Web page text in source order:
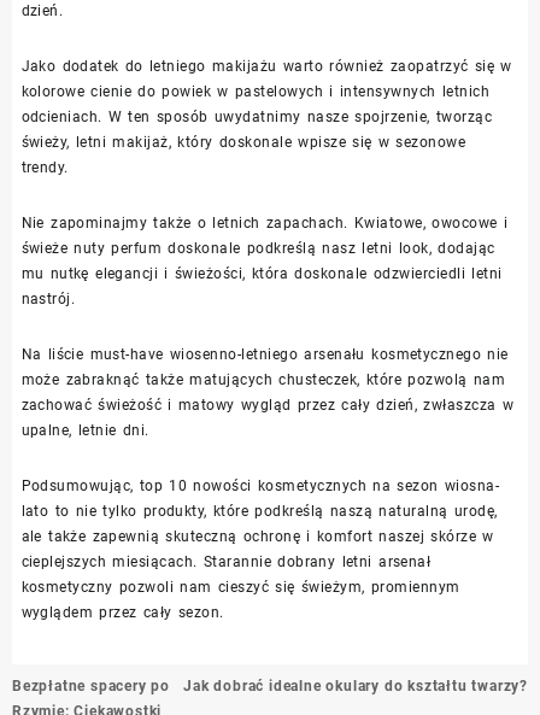
dzień.
Jako dodatek do letniego makijażu warto również zaopatrzyć się w
kolorowe cienie do powiek w pastelowych i intensywnych letnich
odcieniach. W ten sposób uwydatnimy nasze spojrzenie, tworząc
świeży, letni makijaż, który doskonale wpisze się w sezonowe
trendy.
Nie zapominajmy także o letnich zapachach. Kwiatowe, owocowe i
świeże nuty perfum doskonale podkreślą nasz letni look, dodając
mu nutkę elegancji i świeżości, która doskonale odzwierciedli letni
nastrój.
Na liście must-have wiosenno-letniego arsenału kosmetycznego nie
może zabraknąć także matujących chusteczek, które pozwolą nam
zachować świeżość i matowy wygląd przez cały dzień, zwłaszcza w
upalne, letnie dni.
Podsumowując, top 10 nowości kosmetycznych na sezon wiosna-
lato to nie tylko produkty, które podkreślą naszą naturalną urodę,
ale także zapewnią skuteczną ochronę i komfort naszej skórze w
cieplejszych miesiącach. Starannie dobrany letni arsenał
kosmetyczny pozwoli nam cieszyć się świeżym, promiennym
wyglądem przez cały sezon.
Nawigacja
wpisu
Bezpłatne spacery po
Rzymie: Ciekawostki
Jak dobrać idealne okulary do kształtu twarzy?